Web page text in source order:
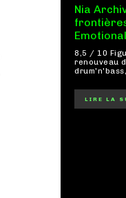
Nia
8,5 / 10 Figure incontournable du
renouveau
LIRE LA